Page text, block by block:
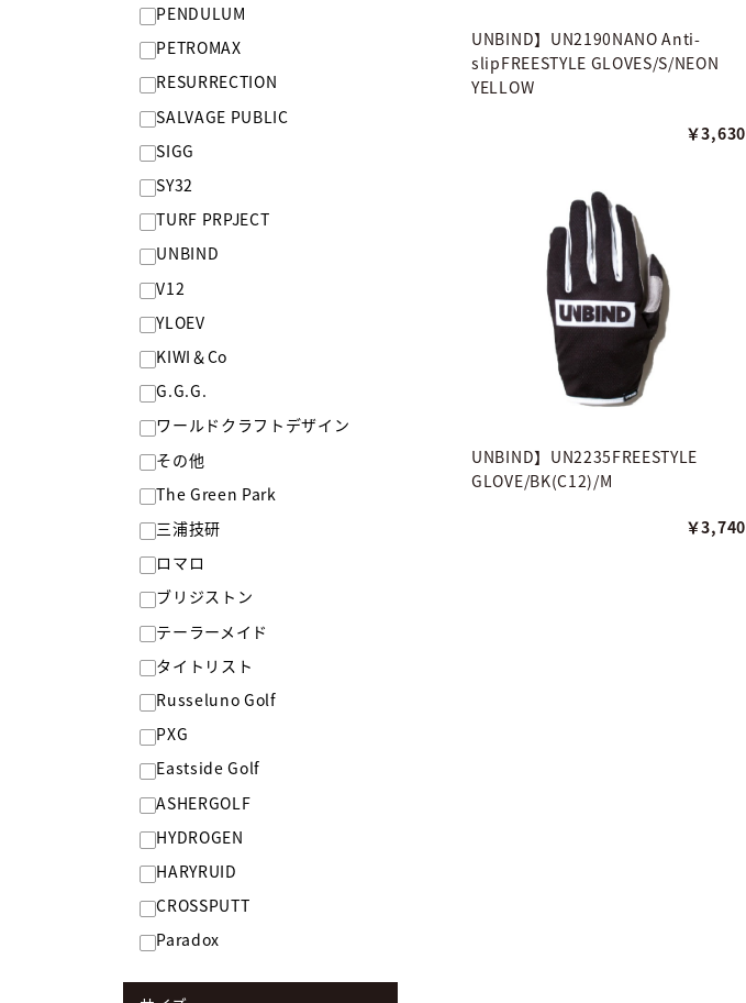
PENDULUM
PETROMAX
RESURRECTION
SALVAGE PUBLIC
SIGG
SY32
TURF PRPJECT
UNBIND
V12
YLOEV
KIWI＆Co
G.G.G.
ワールドクラフトデザイン
その他
The Green Park
三浦技研
ロマロ
ブリジストン
テーラーメイド
タイトリスト
Russeluno Golf
PXG
Eastside Golf
ASHERGOLF
HYDROGEN
HARYRUID
CROSSPUTT
Paradox
UNBIND】UN2190NANO Anti-
slipFREESTYLE GLOVES/S/NEON
YELLOW
￥3,630
UNBIND】UN2235FREESTYLE
GLOVE/BK(C12)/M
￥3,740